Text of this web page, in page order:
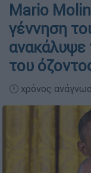
Mario
γέννηση
του
🕛 χρόνος